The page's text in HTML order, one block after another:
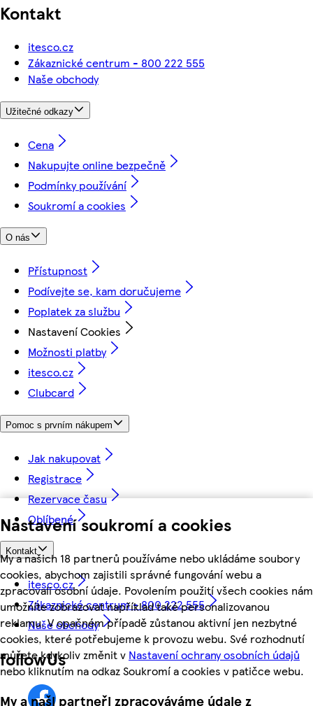
Nastavení soukromí a cookies
My a našich 18 partnerů používáme nebo ukládáme soubory
cookies, abychom zajistili správné fungování webu a
zpracovali osobní údaje. Povolením použití všech cookies nám
umožníte zobrazovat například také personalizovanou
reklamu. V opačném případě zůstanou aktivní jen nezbytné
cookies, které potřebujeme k provozu webu. Své rozhodnutí
můžete kdykoliv změnit v Nastavení ochrany osobních údajů
nebo kliknutím na odkaz Soukromí a cookies v patičce webu.
My a naši partneři zpracováváme údaje z
Kontakt
itesco.cz
Zákaznické centrum - 800 222 555
Naše obchody
Užitečné odkazy
Cena
Nakupujte online bezpečně
Podmínky používání
Soukromí a cookies
O nás
Přístupnost
Podívejte se, kam doručujeme
Poplatek za službu
Nastavení Cookies
Možnosti platby
itesco.cz
Clubcard
Pomoc s prvním nákupem
Jak nakupovat
Registrace
Rezervace času
Oblíbené
Kontakt
itesco.cz
Zákaznické centrum - 800 222 555
Naše obchody
followUs